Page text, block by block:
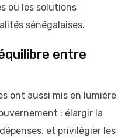
ou les solutions
sénégalaises.
entre
ont aussi mis en lumière
: élargir la
et privilégier les